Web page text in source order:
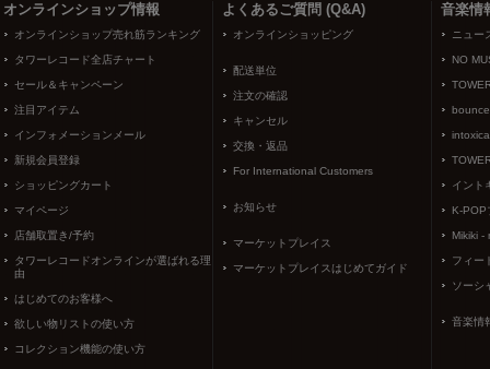
オンラインショップ情報
オンラインショップ売れ筋ランキング
タワーレコード全店チャート
セール＆キャンペーン
注目アイテム
インフォメーションメール
新規会員登録
ショッピングカート
マイページ
店舗取置き/予約
タワーレコードオンラインが選ばれる理
由
はじめてのお客様へ
欲しい物リストの使い方
コレクション機能の使い方
よくあるご質問 (Q&A)
オンラインショッピング
配送単位
注文の確認
キャンセル
交換・返品
For International Customers
お知らせ
マーケットプレイス
マーケットプレイスはじめてガイド
音楽情
ニュー
NO
bounce
イント
K-POP
Mikiki -
フィー
ソーシ
音楽情